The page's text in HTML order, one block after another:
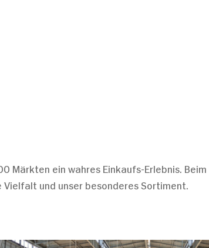
Märkten ein wahres Einkaufs-Erlebnis.
und unser besonderes Sortiment.